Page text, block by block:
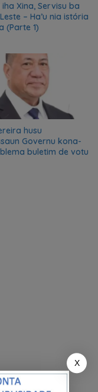
Xina, Servisu ba
– Ha’u nia istória
(Parte 1)
husu
Governu kona-
buletim de votu
X